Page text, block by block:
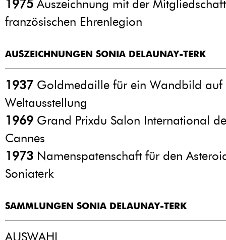
1975 Auszeichnung mit der
französischen Ehrenlegion
AUSZEICHNUNGEN SONIA DELAUNAY-TERK
1937 Goldmedaille für ein Wandbild auf
Weltausstellung
1969 Grand Prixdu Salon International
Cannes
1973 Namenspatenschaft für den
Soniaterk
SAMMLUNGEN SONIA DELAUNAY-TERK
AUSWAHL